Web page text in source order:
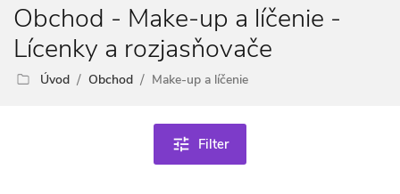
Obchod - Make-up a líčenie -
Lícenky a rozjasňovače
Úvod Obchod Make-up a líčenie
tune Filter